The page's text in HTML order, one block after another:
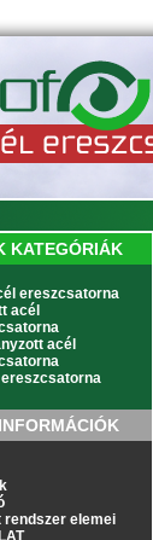
KATEGÓRIÁK
ereszcsatorna
acél
acél
ereszcsatorna
rendszer elemei